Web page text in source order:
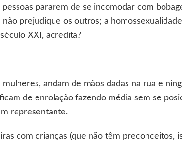
pararem de se incomodar com
prejudique os outros; a
XXI, acredita?
andam de mãos dadas na rua e
de enrolação fazendo média sem se
representante.
com crianças (que não têm preconceitos,